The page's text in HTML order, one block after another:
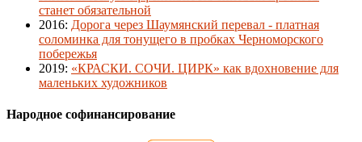
станет обязательной
2016: Дорога через Шаумянский перевал - платная
соломинка для тонущего в пробках Черноморского
побережья
2019: «КРАСКИ. СОЧИ. ЦИРК» как вдохновение для
маленьких художников
Народное софинансирование